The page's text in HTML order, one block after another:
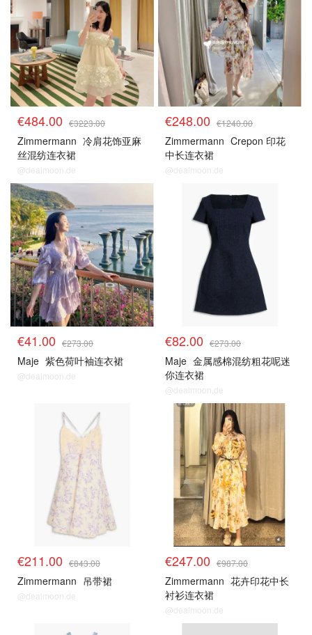
€484.00 €3223.00
Zimmermann 冷肩花饰亚麻
丝混纺连衣裙
@dealmoon.de
€248.00 €1240.00
Zimmermann Crepon 印花
中长连衣裙
@dealmoon.de
€41.00 €273.00
Maje 紫色荷叶袖连衣裙
@dealmoon.de
€82.00 €273.00
Maje 金属感棉混纺粗花呢迷
你连衣裙
@dealmoon.de
€211.00 €843.00
Zimmermann 吊带裙
@dealmoon.de
€247.00 €987.00
Zimmermann 花卉印花中长
衬衫连衣裙
@dealmoon.de